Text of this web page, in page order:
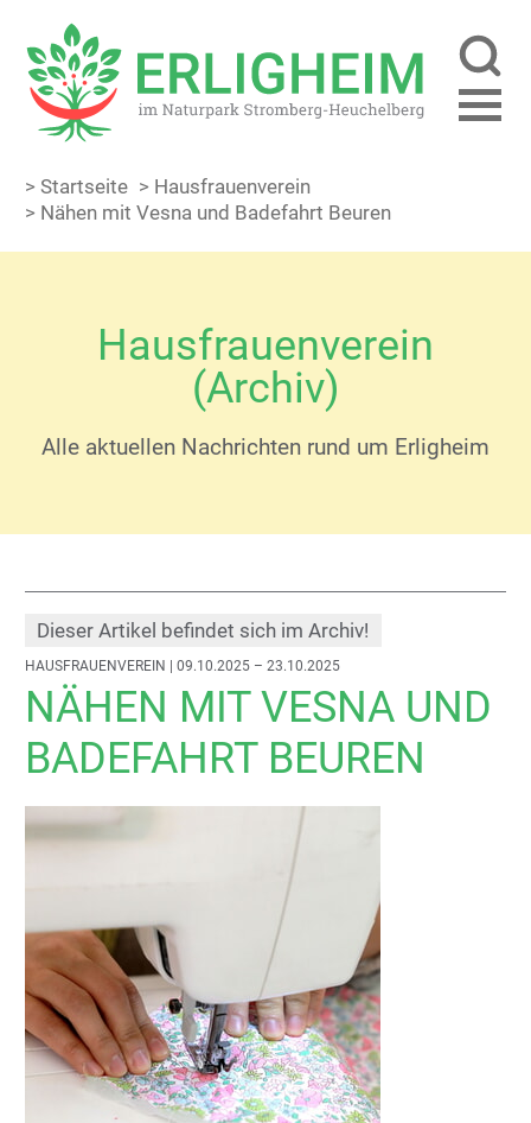
> Startseite > Hausfrauenverein
> Nähen mit Vesna und Badefahrt Beuren
Hausfrauenverein
(Archiv)
Alle aktuellen Nachrichten rund um Erligheim
Dieser Artikel befindet sich im Archiv!
HAUSFRAUENVEREIN | 09.10.2025 – 23.10.2025
NÄHEN MIT VESNA UND
BADEFAHRT BEUREN